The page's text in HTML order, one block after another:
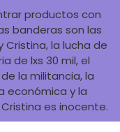
productos con
banderas son las
Cristina, la lucha de
de lxs 30 mil, el
la militancia, la
económica y la
es inocente.